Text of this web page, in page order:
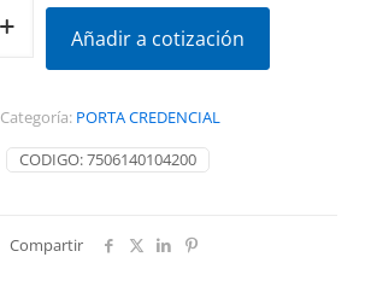
Añadir a cotización
CODIGO:7506140104200
Categoría: PORTA CREDENCIAL
Compartir